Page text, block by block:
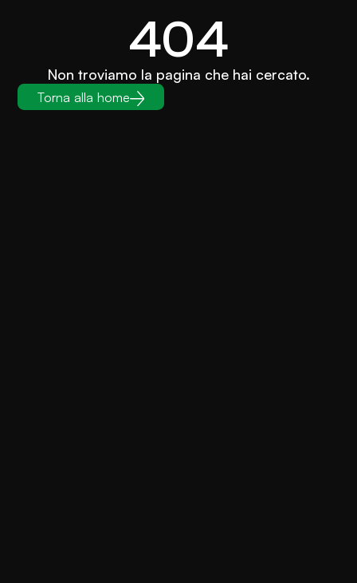
404
Non troviamo la pagina che hai cercato.
Torna alla home